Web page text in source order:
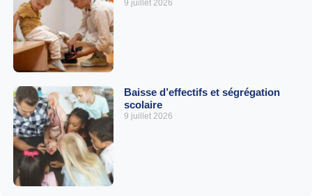
9 juillet 2026
Baisse d’effectifs et ségrégation
scolaire
9 juillet 2026